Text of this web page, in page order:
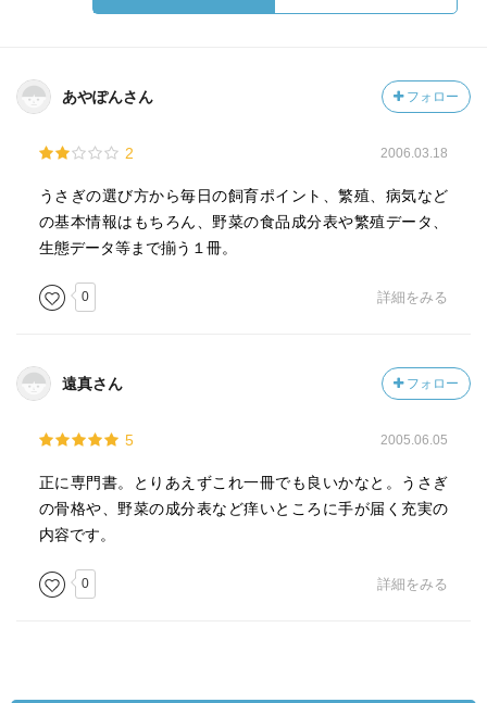
あやぽんさん フォロー
2 2006.03.18
うさぎの選び方から毎日の飼育ポイント、繁殖、病気など
の基本情報はもちろん、野菜の食品成分表や繁殖データ、
生態データ等まで揃う１冊。
0 詳細をみる
遠真さん フォロー
5 2005.06.05
正に専門書。とりあえずこれ一冊でも良いかなと。うさぎ
の骨格や、野菜の成分表など痒いところに手が届く充実の
内容です。
0 詳細をみる